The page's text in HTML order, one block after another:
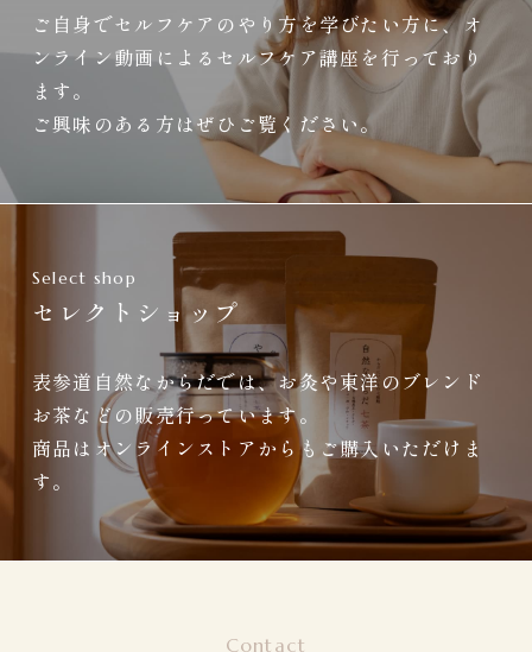
ご自身でセルフケアのやり方を学びたい方に、オ
ンライン動画によるセルフケア講座を行っており
ます。
ご興味のある方はぜひご覧ください。
Select shop
セレクトショップ
表参道自然なからだでは、お灸や東洋のブレンド
お茶などの販売行っています。
商品はオンラインストアからもご購入いただけま
す。
Contact